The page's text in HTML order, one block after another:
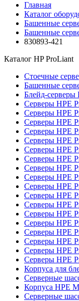
Главная
Каталог
Башенные
Башенные
830893-421
Каталог HP ProLiant
Стоечные
Башенные
Блейд-серверы
Серверы HPE
Серверы HPE
Серверы HPE
Серверы HPE
Серверы HPE
Серверы HPE
Серверы HPE
Серверы HPE
Серверы HPE
Серверы HPE
Серверы HPE
Серверы HPE
Серверы HPE
Серверы HPE
Серверы HPE
Серверы HPE
Серверы HPE
Серверы HPE
Корпуса для
Серверные
Корпуса HPE
Серверные